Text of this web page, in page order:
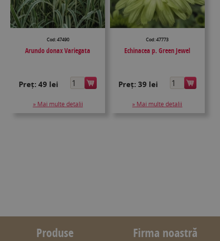
Cod: 47490
Arundo donax Variegata
Preț:49 lei
» Mai multe detalii
Cod: 47773
Echinacea p. Green Jewel
Preț: 39 lei
» Mai multe detalii
Produse Firma noastră